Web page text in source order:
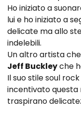
Ho iniziato a
lui e ho iniziato a
delicate ma allo
indelebili.
Un altro artista
Jeff Buckleyche
Il suo stile soul
incentivato questa
traspirano